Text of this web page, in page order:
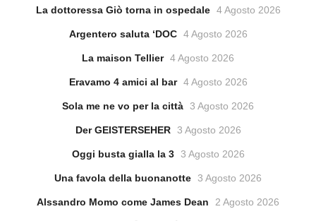
La dottoressa Giò torna in ospedale 4 Agosto 2026
Argentero saluta ‘DOC 4 Agosto 2026
La maison Tellier 4 Agosto 2026
Eravamo 4 amici al bar 4 Agosto 2026
Sola me ne vo per la città 3 Agosto 2026
Der GEISTERSEHER 3 Agosto 2026
Oggi busta gialla la 3 3 Agosto 2026
Una favola della buonanotte 3 Agosto 2026
Alssandro Momo come James Dean 2 Agosto 2026